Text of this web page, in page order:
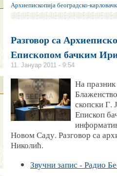
Архиепископија београдско-
Разговор са
Епископом бачким
11. Јануар 2011 - 9:54
На
скопски Г.
Епископ
Новом Саду. Разговор са
Николић.
Звучни запис - Радио